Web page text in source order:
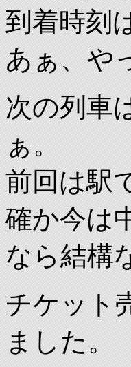
到着時刻
あぁ、や
次の列車
ぁ。
前回は駅
確か今は
なら結構
チケット
ました。